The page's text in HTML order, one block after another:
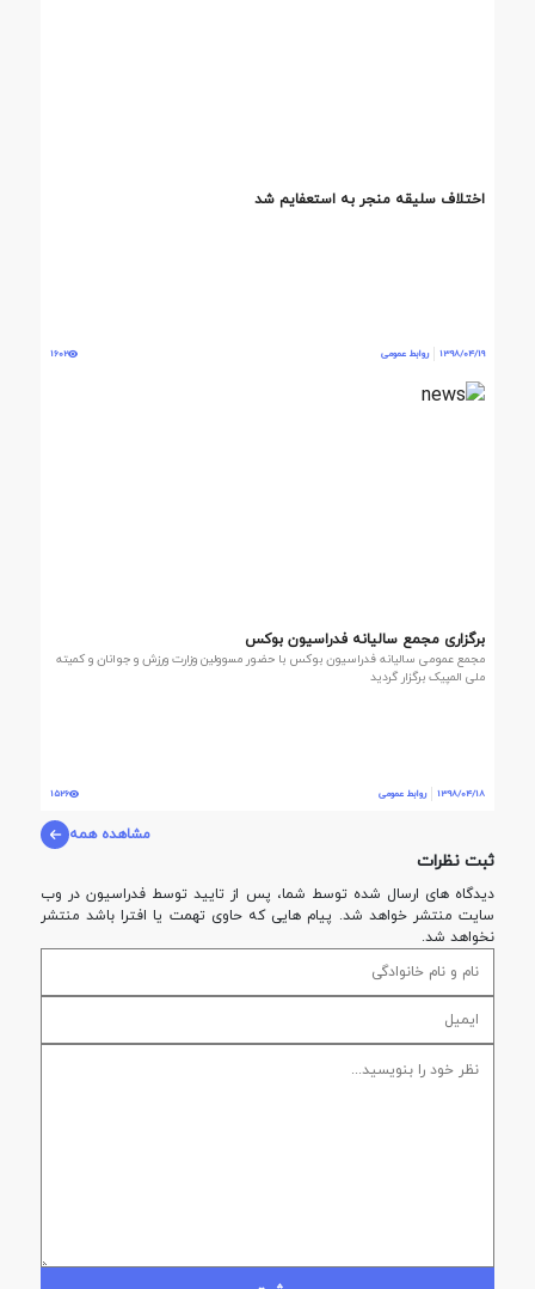
اختلاف سلیقه منجر به استعفایم شد
1398/04/19 روابط عمومی 1602
برگزاری مجمع سالیانه فدراسیون بوکس
مجمع عمومی سالیانه فدراسیون بوکس با حضور مسوولین وزارت ورزش و جوانان و کمیته
ملی المپیک برگزار گردید
1398/04/18 روابط عمومی 1526
مشاهده همه
ثبت نظرات
دیدگاه های ارسال شده توسط شما، پس از تایید توسط فدراسيون در وب
سایت منتشر خواهد شد. پیام هایی که حاوی تهمت یا افترا باشد منتشر
نخواهد شد.